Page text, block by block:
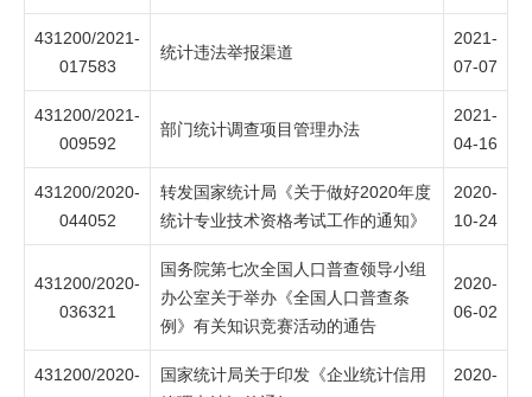
431200/2021-
017583
统计违法举报渠道
2021-
07-07
431200/2021-
009592
部门统计调查项目管理办法
2021-
04-16
431200/2020-
044052
转发国家统计局《关于做好2020年度
统计专业技术资格考试工作的通知》
2020-
10-24
431200/2020-
036321
国务院第七次全国人口普查领导小组
办公室关于举办《全国人口普查条
例》有关知识竞赛活动的通告
2020-
06-02
431200/2020-
国家统计局关于印发《企业统计信用
2020-